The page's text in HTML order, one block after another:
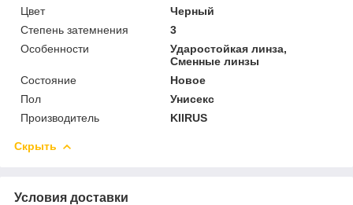
Цвет
Черный
Степень затемнения
3
Особенности
Ударостойкая линза,
Сменные линзы
Состояние
Новое
Пол
Унисекс
Производитель
KIIRUS
Скрыть
Условия доставки